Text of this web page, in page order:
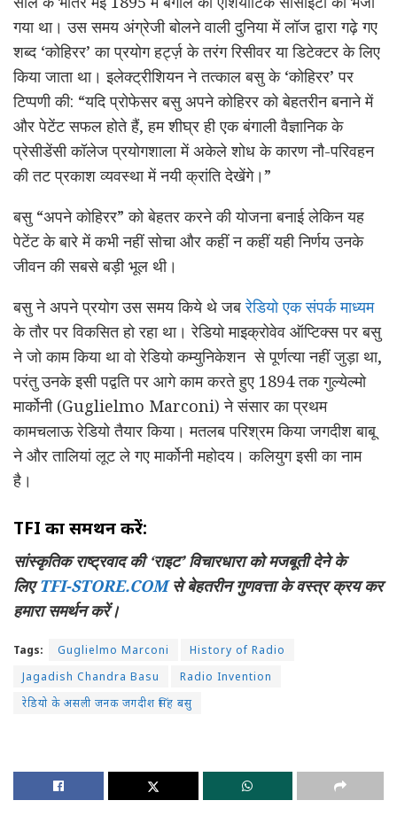
गया था। उस समय अंग्रेजी बोलने वाली दुनिया में लॉज द्वारा गढ़े गए
शब्द ‘कोहिरर’ का प्रयोग हर्ट्ज़ के तरंग रिसीवर या डिटेक्टर के लिए
किया जाता था। इलेक्ट्रीशियन ने तत्काल बसु के ‘कोहिरर’ पर
टिप्पणी की: “यदि प्रोफेसर बसु अपने कोहिरर को बेहतरीन बनाने में
और पेटेंट सफल होते हैं, हम शीघ्र ही एक बंगाली वैज्ञानिक के
प्रेसीडेंसी कॉलेज प्रयोगशाला में अकेले शोध के कारण नौ-परिवहन
की तट प्रकाश व्यवस्था में नयी क्रांति देखेंगे।”
बसु “अपने कोहिरर” को बेहतर करने की योजना बनाई लेकिन यह
पेटेंट के बारे में कभी नहीं सोचा और कहीं न कहीं यही निर्णय उनके
जीवन की सबसे बड़ी भूल थी।
बसु ने अपने प्रयोग उस समय किये थे जबरेडियो एक संपर्क माध्यम
के तौर पर विकसित हो रहा था। रेडियो माइक्रोवेव ऑप्टिक्स पर बसु
ने जो काम किया था वो रेडियो कम्युनिकेशन से पूर्णत्या नहीं जुड़ा था,
परंतु उनके इसी पद्वति पर आगे काम करते हुए 1894 तक गुल्येल्मो
मार्कोनी (Guglielmo Marconi) ने संसार का प्रथम
कामचलाऊ रेडियो तैयार किया। मतलब परिश्रम किया जगदीश बाबू
ने और तालियां लूट ले गए मार्कोनी महोदय। कलियुग इसी का नाम
है।
TFI का समर्थन करें:
सांस्कृतिक राष्ट्रवाद की ‘राइट’ विचारधारा को मजबूती देने के
लिएTFI-STORE.COMसे बेहतरीन गुणवत्ता के वस्त्र क्रय कर
हमारा समर्थन करें।
Tags: Guglielmo Marconi
History of Radio
Jagadish Chandra Basu
Radio Invention
रेडियो के असली जनक जगदीश सिंह बसु